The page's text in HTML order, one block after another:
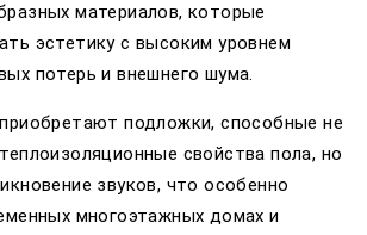
материалов, которые
эстетику с высоким уровнем
потерь и внешнего шума.
подложки, способные не
свойства пола, но
звуков, что особенно
многоэтажных домах и